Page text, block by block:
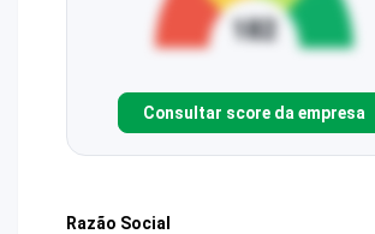
Consultar score da empresa
Razão Social